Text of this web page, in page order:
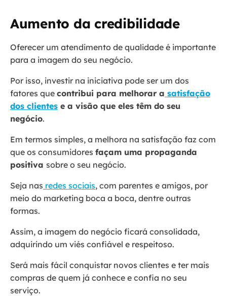
Aumento da credibilidade
Oferecer um atendimento de qualidade é importante
para a imagem do seu negócio.
Por isso, investir na iniciativa pode ser um dos
fatores que contribui para melhorar a satisfação
dos clientes e a visão que eles têm do seu
negócio.
Em termos simples, a melhora na satisfação faz com
que os consumidores façam uma propaganda
positiva sobre o seu negócio.
Seja nas redes sociais, com parentes e amigos, por
meio do marketing boca a boca, dentre outras
formas.
Assim, a imagem do negócio ficará consolidada,
adquirindo um viés confiável e respeitoso.
Será mais fácil conquistar novos clientes e ter mais
compras de quem já conhece e confia no seu
serviço.